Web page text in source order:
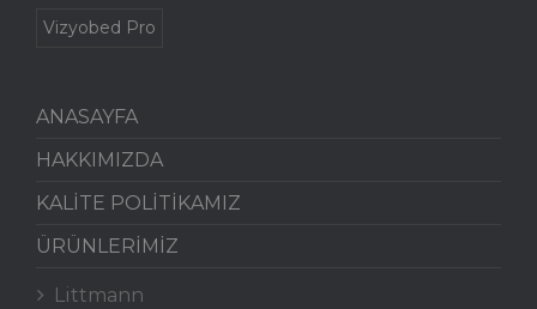
Vizyobed Pro
ANASAYFA
HAKKIMIZDA
KALİTE POLİTİKAMIZ
ÜRÜNLERİMİZ
Littmann